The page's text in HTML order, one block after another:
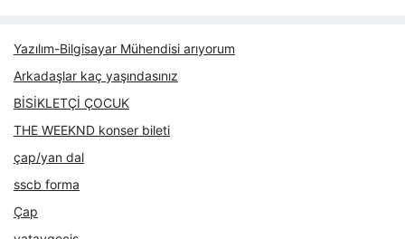
Yazılım-Bilgisayar Mühendisi arıyorum
Arkadaşlar kaç yaşındasınız
BİSİKLETÇİ ÇOCUK
THE WEEKND konser bileti
çap/yan dal
sscb forma
Çap